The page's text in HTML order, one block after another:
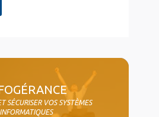
SÉCURISER VOS SYSTÈMES
INFORMATIQUES